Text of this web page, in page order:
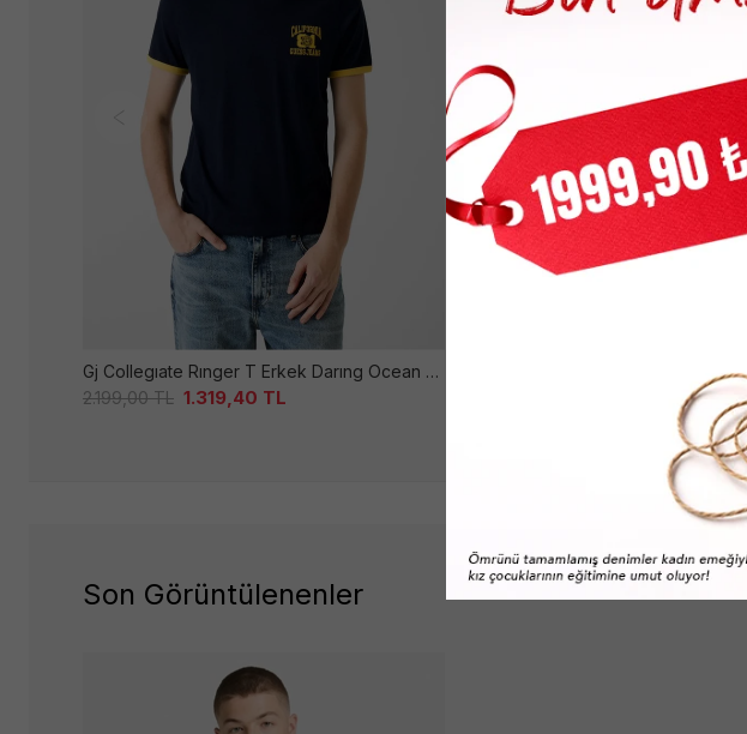
Gj Collegıate Rınger T Erkek Darıng Ocean Ti̇şört
2.199,00TL 1.319,40 TL
Son Görüntülenenler